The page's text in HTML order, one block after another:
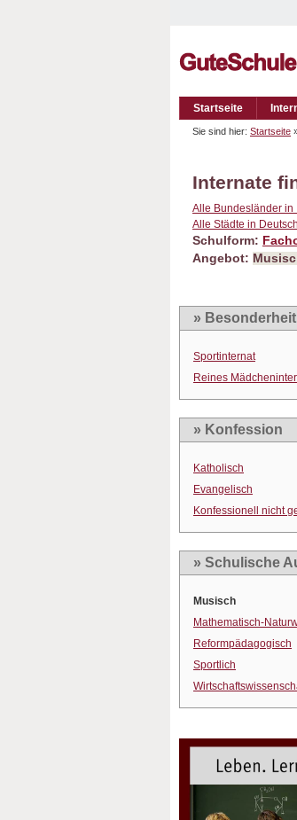
Startseite
Sie sind hier: Startseite
Internate
Alle Bundesländer in
Alle Städte in
Schulform:
Angebot:
» Besonderheit
Sportinternat
Reines
» Konfession
Katholisch
Evangelisch
Konfessionell nicht
» Schulische
Musisch
Mathematisch-
Reformpädagogisch
Sportlich